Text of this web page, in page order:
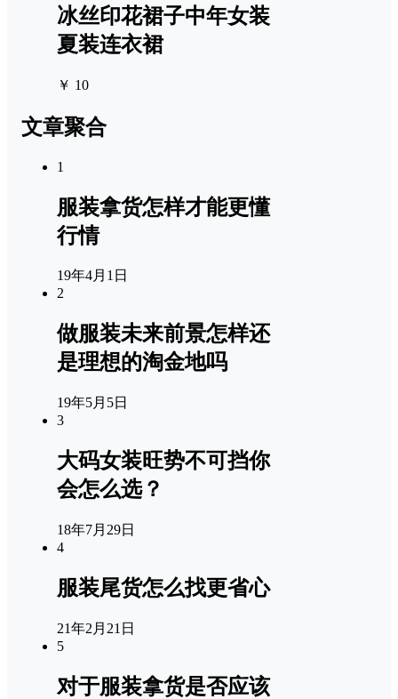
冰丝印花裙子中年女装
夏装连衣裙
￥ 10
文章聚合
1
服装拿货怎样才能更懂
行情
19年4月1日
2
做服装未来前景怎样还
是理想的淘金地吗
19年5月5日
3
大码女装旺势不可挡你
会怎么选？
18年7月29日
4
服装尾货怎么找更省心
21年2月21日
5
对于服装拿货是否应该